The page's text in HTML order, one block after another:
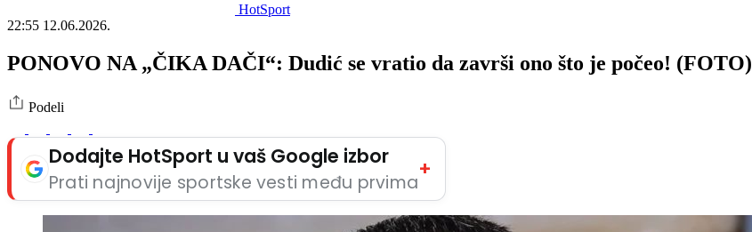
HotSport
22:55 12.06.2026.
PONOVO NA „ČIKA DAČI“: Dudić se vratio da završi ono što je počeo! (FOTO)
Podeli
Dodajte HotSport u vaš Google izbor
Prati najnovije sportske vesti među prvima
+